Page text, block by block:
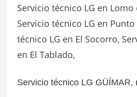
Servicio técnico LG en Lomo
Servicio técnico LG en
técnico LG en El Socorro,
en El Tablado,
Servicio técnico LG GÜÍMAR,